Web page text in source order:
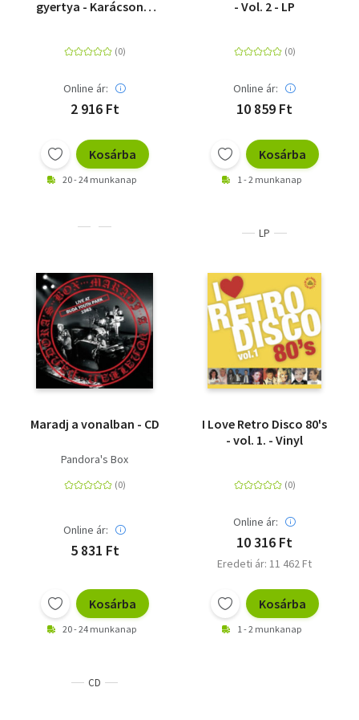
gyertya - Karácsonyi
Online ár:
2 916 Ft
Kosárba
20 - 24 munkanap
- Vol. 2 - LP
Online ár:
10 859 Ft
Kosárba
1 - 2 munkanap
Maradj a vonalban - CD
Pandora's Box
Online ár:
5 831 Ft
Kosárba
20 - 24 munkanap
LP
I Love Retro Disco 80's
- vol. 1. - Vinyl
Online ár:
10 316 Ft
Eredeti ár: 11 462 Ft
Kosárba
1 - 2 munkanap
CD